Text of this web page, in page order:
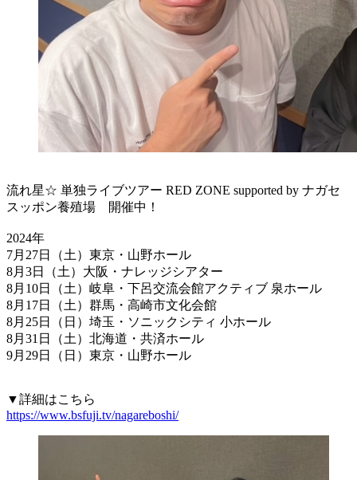
流れ星☆ 単独ライブツアー RED ZONE supported by ナガセ
スッポン養殖場 開催中！
2024年
7月27日（土）東京・山野ホール
8月3日（土）大阪・ナレッジシアター
8月10日（土）岐阜・下呂交流会館アクティブ 泉ホール
8月17日（土）群馬・高崎市文化会館
8月25日（日）埼玉・ソニックシティ 小ホール
8月31日（土）北海道・共済ホール
9月29日（日）東京・山野ホール
▼詳細はこちら
https://www.bsfuji.tv/nagareboshi/